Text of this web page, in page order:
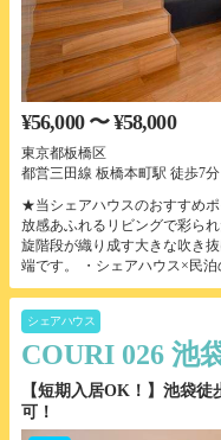
¥56,000 〜 ¥58,000
東京都板橋区
都営三田線 板橋本町駅 徒歩7分
★当シェアハウスのおすすめ
放感あふれるリビングで彩ら
旋階段が織り成す大きな吹き
端です。 ・シェアハウス×民
シェアハウス
COURI 026 池
【短期入居OK！】池袋
可！